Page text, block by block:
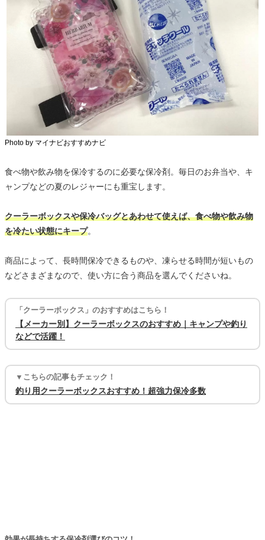
Photo by マイナビおすすめナビ
食べ物や飲み物を保冷するのに必要な保冷剤。毎日のお弁当や、キ
ャンプなどの夏のレジャーにも重宝します。
クーラーボックスや保冷バッグとあわせて使えば、食べ物や飲み物
を冷たい状態にキープ。
商品によって、長時間保冷できるものや、凍らせる時間が短いもの
などさまざまなので、使い方に合う商品を選んでくださいね。
「クーラーボックス」のおすすめはこちら！
【メーカー別】クーラーボックスのおすすめ｜キャンプや釣り
などで活躍！
▼こちらの記事もチェック！
釣り用クーラーボックスおすすめ！超強力保冷多数